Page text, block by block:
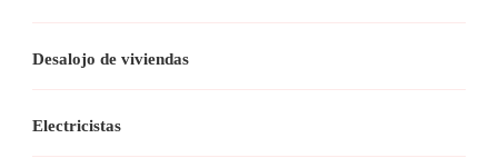
Desalojo de viviendas
Electricistas